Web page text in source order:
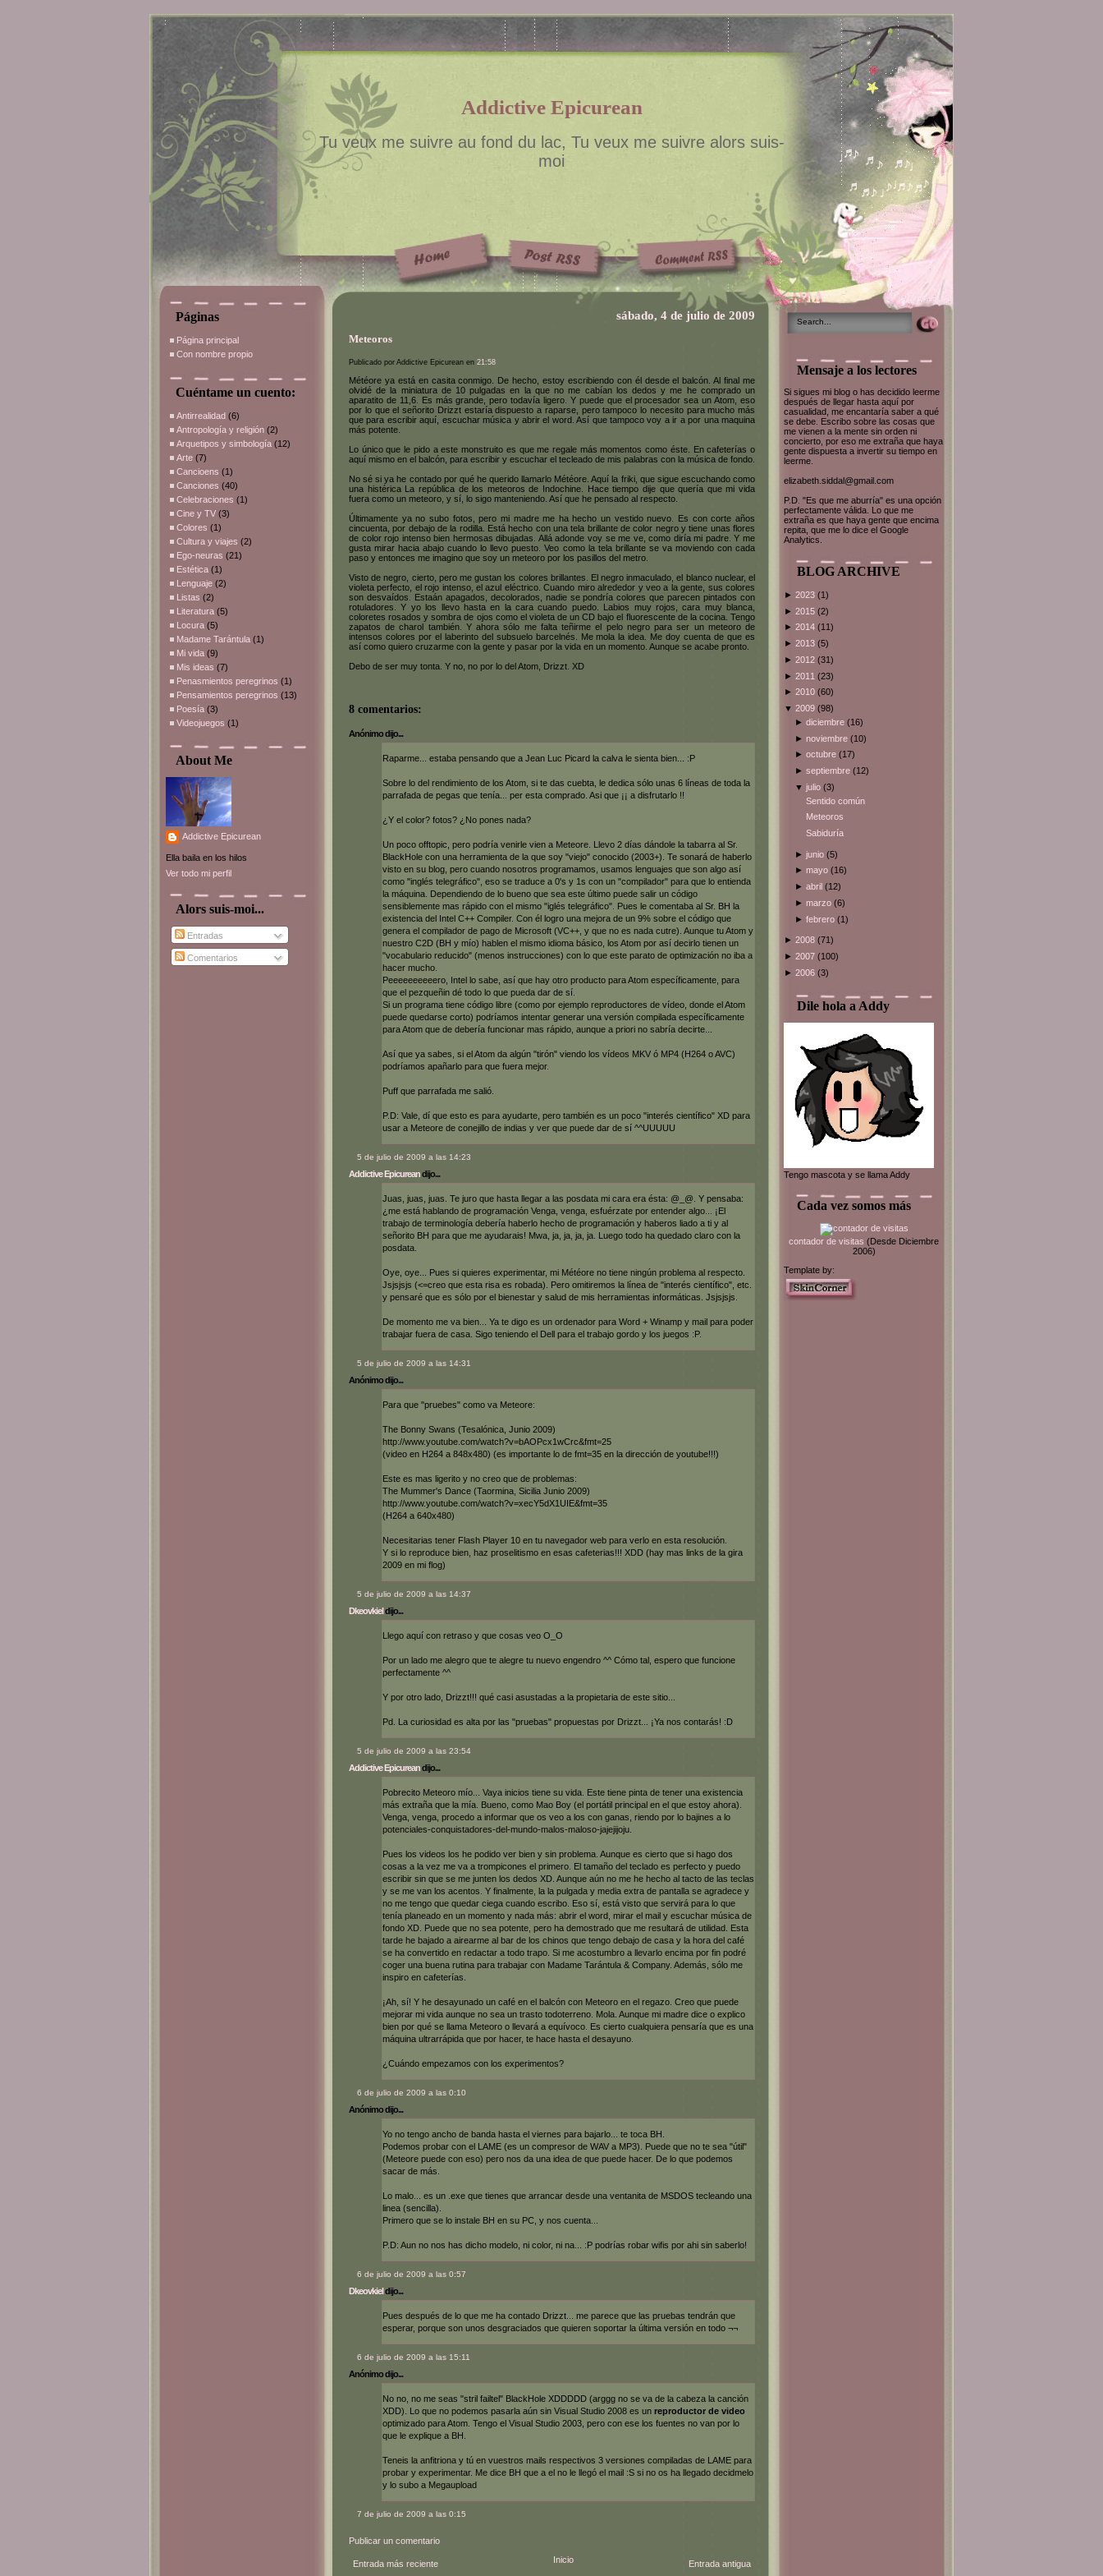
Addictive Epicurean
Tu veux me suivre au fond du lac, Tu veux me suivre alors suis-
moi
Páginas
Página principal
Con nombre propio
Cuéntame un cuento:
Antirrealidad (6)
Antropología y religión (2)
Arquetipos y simbología (12)
Arte (7)
Cancioens (1)
Canciones (40)
Celebraciones (1)
Cine y TV (3)
Colores (1)
Cultura y viajes (2)
Ego-neuras (21)
Estética (1)
Lenguaje (2)
Listas (2)
Literatura (5)
Locura (5)
Madame Tarántula (1)
Mi vida (9)
Mis ideas (7)
Penasmientos peregrinos (1)
Pensamientos peregrinos (13)
Poesía (3)
Videojuegos (1)
About Me
Addictive Epicurean
Ella baila en los hilos
Ver todo mi perfil
Alors suis-moi...
Entradas
Comentarios
sábado, 4 de julio de 2009
Meteoros
Publicado por Addictive Epicurean en 21:58
Météore ya está en casita conmigo. De hecho, estoy escribiendo con él desde el balcón. Al final me
olvidé de la miniatura de 10 pulgadas en la que no me cabían los dedos y me he comprado un
aparatito de 11,6. Es más grande, pero todavía ligero. Y puede que el procesador sea un Atom, eso
por lo que el señorito Drizzt estaría dispuesto a raparse, pero tampoco lo necesito para mucho más
que para escribir aquí, escuchar música y abrir el word. Así que tampoco voy a ir a por una maquina
más potente.
Lo único que le pido a este monstruito es que me regale más momentos como éste. En cafeterías o
aquí mismo en el balcón, para escribir y escuchar el tecleado de mis palabras con la música de fondo.
No sé si ya he contado por qué he querido llamarlo Météore. Aquí la friki, que sigue escuchando como
una histérica La república de los meteoros de Indochine. Hace tiempo dije que quería que mi vida
fuera como un meteoro, y sí, lo sigo manteniendo. Así que he pensado al respecto.
Últimamente ya no subo fotos, pero mi madre me ha hecho un vestido nuevo. Es con corte años
cincuenta, por debajo de la rodilla. Está hecho con una tela brillante de color negro y tiene unas flores
de color rojo intenso bien hermosas dibujadas. Allá adonde voy se me ve, como diría mi padre. Y me
gusta mirar hacia abajo cuando lo llevo puesto. Veo como la tela brillante se va moviendo con cada
paso y entonces me imagino que soy un meteoro por los pasillos del metro.
Visto de negro, cierto, pero me gustan los colores brillantes. El negro inmaculado, el blanco nuclear, el
violeta perfecto, el rojo intenso, el azul eléctrico. Cuando miro alrededor y veo a la gente, sus colores
son desvaídos. Estaán apagados, decolorados, nadie se pondría colores que parecen pintados con
rotuladores. Y yo los llevo hasta en la cara cuando puedo. Labios muy rojos, cara muy blanca,
coloretes rosados y sombra de ojos como el violeta de un CD bajo el fluorescente de la cocina. Tengo
zapatos de charol también. Y ahora sólo me falta teñirme el pelo negro para ser un meteoro de
intensos colores por el laberinto del subsuelo barcelnés. Me mola la idea. Me doy cuenta de que es
así como quiero cruzarme con la gente y pasar por la vida en un momento. Aunque se acabe pronto.
Debo de ser muy tonta. Y no, no por lo del Atom, Drizzt. XD
8 comentarios:
Anónimo dijo...
Raparme... estaba pensando que a Jean Luc Picard la calva le sienta bien... :P
Sobre lo del rendimiento de los Atom, si te das cuebta, le dedica sólo unas 6 líneas de toda la
parrafada de pegas que tenía... per esta comprado. Asi que ¡¡ a disfrutarlo !!
¿Y el color? fotos? ¿No pones nada?
Un poco offtopic, pero podría venirle vien a Meteore. Llevo 2 días dándole la tabarra al Sr.
BlackHole con una herramienta de la que soy "viejo" conocido (2003+). Te sonará de haberlo
visto en su blog, pero cuando nosotros programamos, usamos lenguajes que son algo así
como "inglés telegráfico", eso se traduce a 0's y 1s con un "compilador" para que lo entienda
la máquina. Dependiendo de lo bueno que sea este último puede salir un código
sensiblemente mas rápido con el mismo "iglés telegráfico". Pues le comentaba al Sr. BH la
existencia del Intel C++ Compiler. Con él logro una mejora de un 9% sobre el código que
genera el compilador de pago de Microsoft (VC++, y que no es nada cutre). Aunque tu Atom y
nuestro C2D (BH y mío) hablen el mismo idioma básico, los Atom por así decirlo tienen un
"vocabulario reducido" (menos instrucciones) con lo que este parato de optimización no iba a
hacer mucho.
Peeeeeeeeeero, Intel lo sabe, así que hay otro producto para Atom específicamente, para
que el pezqueñin dé todo lo que pueda dar de sí.
Si un programa tiene código libre (como por ejemplo reproductores de vídeo, donde el Atom
puede quedarse corto) podríamos intentar generar una versión compilada específicamente
para Atom que de debería funcionar mas rápido, aunque a priori no sabría decirte...
Así que ya sabes, si el Atom da algún "tirón" viendo los vídeos MKV ó MP4 (H264 o AVC)
podríamos apañarlo para que fuera mejor.
Puff que parrafada me salió.
P.D: Vale, dí que esto es para ayudarte, pero también es un poco "interés científico" XD para
usar a Meteore de conejillo de indias y ver que puede dar de sí ^^UUUUU
5 de julio de 2009 a las 14:23
Addictive Epicureandijo...
Juas, juas, juas. Te juro que hasta llegar a las posdata mi cara era ésta: @_@. Y pensaba:
¿me está hablando de programación Venga, venga, esfuérzate por entender algo... ¡El
trabajo de terminología debería haberlo hecho de programación y haberos liado a ti y al
señorito BH para que me ayudarais! Mwa, ja, ja, ja, ja. Luego todo ha quedado claro con la
posdata.
Oye, oye... Pues si quieres experimentar, mi Météore no tiene ningún problema al respecto.
Jsjsjsjs (<=creo que esta risa es robada). Pero omitiremos la línea de "interés científico", etc.
y pensaré que es sólo por el bienestar y salud de mis herramientas informáticas. Jsjsjsjs.
De momento me va bien... Ya te digo es un ordenador para Word + Winamp y mail para poder
trabajar fuera de casa. Sigo teniendo el Dell para el trabajo gordo y los juegos :P.
5 de julio de 2009 a las 14:31
Anónimo dijo...
Para que "pruebes" como va Meteore:
The Bonny Swans (Tesalónica, Junio 2009)
http://www.youtube.com/watch?v=bAOPcx1wCrc&fmt=25
(video en H264 a 848x480) (es importante lo de fmt=35 en la dirección de youtube!!!)
Este es mas ligerito y no creo que de problemas:
The Mummer's Dance (Taormina, Sicilia Junio 2009)
http://www.youtube.com/watch?v=xecY5dX1UIE&fmt=35
(H264 a 640x480)
Necesitarias tener Flash Player 10 en tu navegador web para verlo en esta resolución.
Y si lo reproduce bien, haz proselitismo en esas cafeterias!!! XDD (hay mas links de la gira
2009 en mi flog)
5 de julio de 2009 a las 14:37
Dkeovkieldijo...
Llego aquí con retraso y que cosas veo O_O
Por un lado me alegro que te alegre tu nuevo engendro ^^ Cómo tal, espero que funcione
perfectamente ^^
Y por otro lado, Drizzt!!! qué casi asustadas a la propietaria de este sitio...
Pd. La curiosidad es alta por las "pruebas" propuestas por Drizzt... ¡Ya nos contarás! :D
5 de julio de 2009 a las 23:54
Addictive Epicureandijo...
Pobrecito Meteoro mío... Vaya inicios tiene su vida. Este tiene pinta de tener una existencia
más extraña que la mía. Bueno, como Mao Boy (el portátil principal en el que estoy ahora).
Venga, venga, procedo a informar que os veo a los con ganas, riendo por lo bajines a lo
potenciales-conquistadores-del-mundo-malos-maloso-jajejijoju.
Pues los videos los he podido ver bien y sin problema. Aunque es cierto que si hago dos
cosas a la vez me va a trompicones el primero. El tamaño del teclado es perfecto y puedo
escribir sin que se me junten los dedos XD. Aunque aún no me he hecho al tacto de las teclas
y se me van los acentos. Y finalmente, la la pulgada y media extra de pantalla se agradece y
no me tengo que quedar ciega cuando escribo. Eso sí, está visto que servirá para lo que
tenía planeado en un momento y nada más: abrir el word, mirar el mail y escuchar música de
fondo XD. Puede que no sea potente, pero ha demostrado que me resultará de utilidad. Esta
tarde he bajado a airearme al bar de los chinos que tengo debajo de casa y la hora del café
se ha convertido en redactar a todo trapo. Si me acostumbro a llevarlo encima por fin podré
coger una buena rutina para trabajar con Madame Tarántula & Company. Además, sólo me
inspiro en cafeterías.
¡Ah, sí! Y he desayunado un café en el balcón con Meteoro en el regazo. Creo que puede
mejorar mi vida aunque no sea un trasto todoterreno. Mola. Aunque mi madre dice o explico
bien por qué se llama Meteoro o llevará a equívoco. Es cierto cualquiera pensaría que es una
máquina ultrarrápida que por hacer, te hace hasta el desayuno.
¿Cuándo empezamos con los experimentos?
6 de julio de 2009 a las 0:10
Anónimo dijo...
Yo no tengo ancho de banda hasta el viernes para bajarlo... te toca BH.
Podemos probar con el LAME (es un compresor de WAV a MP3). Puede que no te sea "útil"
(Meteore puede con eso) pero nos da una idea de que puede hacer. De lo que podemos
sacar de más.
Lo malo... es un .exe que tienes que arrancar desde una ventanita de MSDOS tecleando una
linea (sencilla).
Primero que se lo instale BH en su PC, y nos cuenta...
P.D: Aun no nos has dicho modelo, ni color, ni na... :P podrías robar wifis por ahi sin saberlo!
6 de julio de 2009 a las 0:57
Dkeovkieldijo...
Pues después de lo que me ha contado Drizzt... me parece que las pruebas tendrán que
esperar, porque son unos desgraciados que quieren soportar la última versión en todo ¬¬
6 de julio de 2009 a las 15:11
Anónimo dijo...
No no, no me seas "stril failtel" BlackHole XDDDDD (arggg no se va de la cabeza la canción
XDD). Lo que no podemos pasarla aún sin Visual Studio 2008 es un reproductor de video
optimizado para Atom. Tengo el Visual Studio 2003, pero con ese los fuentes no van por lo
que le explique a BH.
Teneis la anfitriona y tú en vuestros mails respectivos 3 versiones compiladas de LAME para
probar y experimentar. Me dice BH que a el no le llegó el mail :S si no os ha llegado decidmelo
y lo subo a Megaupload
7 de julio de 2009 a las 0:15
Publicar un comentario
Entrada más reciente Entrada antigua
Inicio
Mensaje a los lectores
Si sigues mi blog o has decidido leerme
después de llegar hasta aquí por
casualidad, me encantaría saber a qué
se debe. Escribo sobre las cosas que
me vienen a la mente sin orden ni
concierto, por eso me extraña que haya
gente dispuesta a invertir su tiempo en
leerme.
elizabeth.siddal@gmail.com
P.D. "Es que me aburría" es una opción
perfectamente válida. Lo que me
extraña es que haya gente que encima
repita, que me lo dice el Google
Analytics.
BLOG ARCHIVE
► 2023 (1)
► 2015 (2)
► 2014 (11)
► 2013 (5)
► 2012 (31)
► 2011 (23)
► 2010 (60)
▼ 2009 (98)
►diciembre(16)
►noviembre(10)
►octubre(17)
►septiembre(12)
▼julio(3)
Sentido común
Meteoros
Sabiduría
►junio(5)
►mayo(16)
►abril(12)
►marzo(6)
►febrero(1)
► 2008 (71)
► 2007 (100)
► 2006 (3)
Dile hola a Addy
Tengo mascota y se llama Addy
Cada vez somos más
contador de visitas (Desde Diciembre
2006)
Template by: